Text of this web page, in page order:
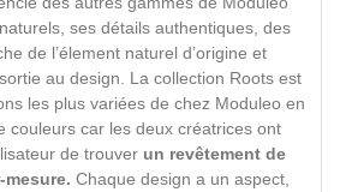
ses détails authentiques, des
de l’élement naturel d’origine et
au design. La collection Roots est
les plus variées de chez Moduleo en
couleurs car les deux créatrices ont
de trouver un revêtement de
Chaque design a un aspect,